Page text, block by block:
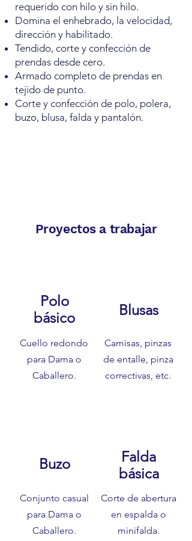
requerido con hilo y sin hilo.
Domina el enhebrado, la velocidad,
dirección y habilitado.
Tendido, corte y confección de
prendas desde cero.
Armado completo de prendas en
tejido de punto.
Corte y confección de polo, polera,
buzo, blusa, falda y pantalón.
Proyectos a trabajar
Polo
básico
Cuello redondo
para Dama o
Caballero.
Buzo
Conjunto casual
para Dama o
Caballero.
Blusas
Camisas, pinzas
de entalle, pinza
correctivas, etc.
Falda
básica
Corte de abertura
en espalda o
minifalda.